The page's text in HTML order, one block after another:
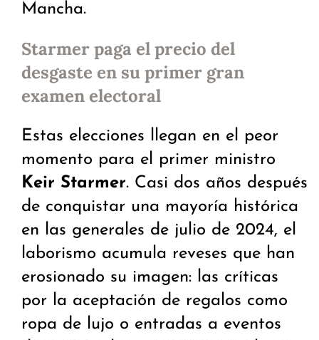
Mancha.
Starmer paga el precio del
desgaste en su primer gran
examen electoral
Estas elecciones llegan en el peor
momento para el primer ministro
Keir Starmer. Casi dos años después
de conquistar una mayoría histórica
en las generales de julio de 2024, el
laborismo acumula reveses que han
erosionado su imagen: las críticas
por la aceptación de regalos como
ropa de lujo o entradas a eventos